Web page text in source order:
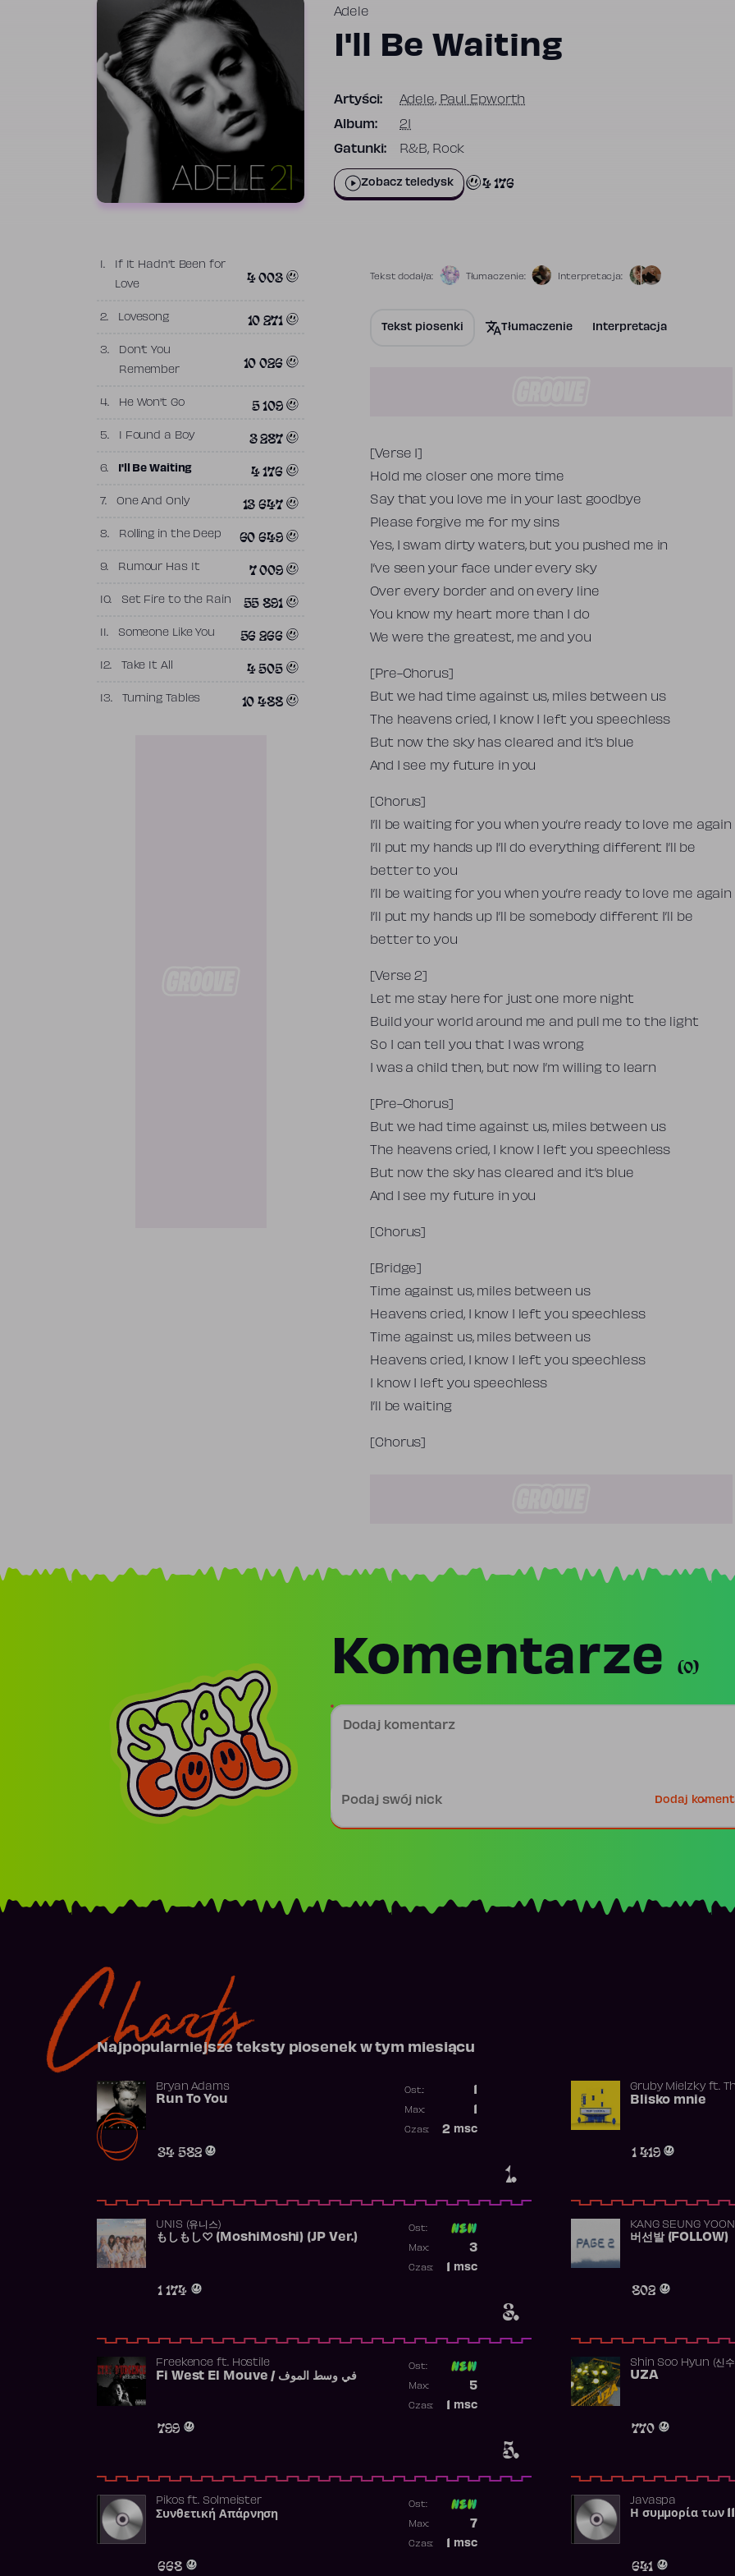
Adele
I'll Be Waiting
Artyści: Adele, Paul Epworth
Album: 21
Gatunki: R&B, Rock
Zobacz teledysk 4 176
1.
If It Hadn't Been for
Love
4 003
2. Lovesong 10 271
3.
Don't You
Remember
10 026
4. He Won't Go 5 109
5. I Found a Boy 3 287
6. I'll Be Waiting 4 176
7. One And Only 13 647
8. Rolling in the Deep 60 649
9. Rumour Has It 7 009
10. Set Fire to the Rain 55 891
11. Someone Like You 56 266
12. Take It All 4 505
13. Turning Tables 10 488
Tekst dodał/a: Tłumaczenie: Interpretacja:
Tekst piosenki Tłumaczenie Interpretacja
Tekst piosenki
[Verse 1]
Hold me closer one more time
Say that you love me in your last goodbye
Please forgive me for my sins
Yes, I swam dirty waters, but you pushed me in
I’ve seen your face under every sky
Over every border and on every line
You know my heart more than I do
We were the greatest, me and you
[Pre-Chorus]
But we had time against us, miles between us
The heavens cried, I know I left you speechless
But now the sky has cleared and it’s blue
And I see my future in you
[Chorus]
I’ll be waiting for you when you’re ready to love me again
I’ll put my hands up I’ll do everything different I’ll be
better to you
I’ll be waiting for you when you’re ready to love me again
I’ll put my hands up I’ll be somebody different I’ll be
better to you
[Verse 2]
Let me stay here for just one more night
Build your world around me and pull me to the light
So I can tell you that I was wrong
I was a child then, but now I’m willing to learn
[Pre-Chorus]
But we had time against us, miles between us
The heavens cried, I know I left you speechless
But now the sky has cleared and it’s blue
And I see my future in you
[Chorus]
[Bridge]
Time against us, miles between us
Heavens cried, I know I left you speechless
Time against us, miles between us
Heavens cried, I know I left you speechless
I know I left you speechless
I’ll be waiting
[Chorus]
Komentarze (0)
Dodaj komentarz
Dodaj
Charts
Najpopularniejsze teksty piosenek w tym miesiącu
1.
Bryan Adams
Run To You
34 582
Ost.:
Max:
2 msc
Czas:
Gruby Mielzkyft.
Blisko mnie
1 419
3.
UNIS (유니스)
もしもし♡ (MoshiMoshi) (JP Ver.)
1 174
Ost:
3
Max:
msc
Czas:
KANG SEUNG
버선발 (FOLLOW)
802
5.
Freekence ft. Hostile
Fi West El Mouve / في وسط الموف
799
Ost:
5
Max:
msc
Czas:
Shin Soo Hyun (신수
UZA
770
Pikosft. Solmeister
Συνθετική Απάρνηση
668
Ost:
7
Max:
msc
Czas:
Javaspa
Η συμμορία των 11
641